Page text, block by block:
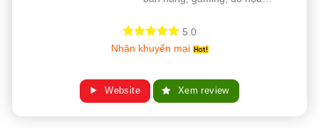
5.0
Nhận khuyến mại
Website Xem review